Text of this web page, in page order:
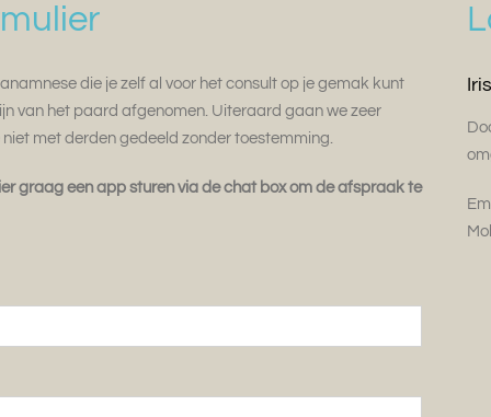
die je zelf al voor het consult op je gemak kunt
van het paard afgenomen. Uiteraard gaan we zeer
met derden gedeeld zonder toestemming.
graag een app sturen via de chat box om de afspraak te